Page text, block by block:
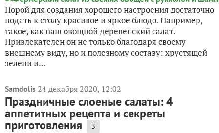
Порой для создания хорошего настроения достаточно
подать к столу красивое и яркое блюдо. Например,
такое, как наш овощной деревенский салат.
Привлекателен он не только благодаря своему
внешнему виду, но и полезному составу: хрустящей
зелени и...
Samdolis 24 декабря 2020, 12:02
Праздничные слоеные салаты: 4
аппетитных рецепта и секреты
приготовления 3